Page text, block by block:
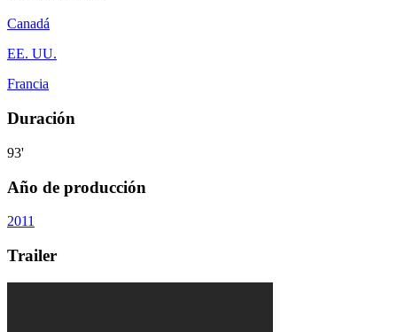
Canadá
EE. UU.
Francia
Duración
93'
Año de producción
2011
Trailer